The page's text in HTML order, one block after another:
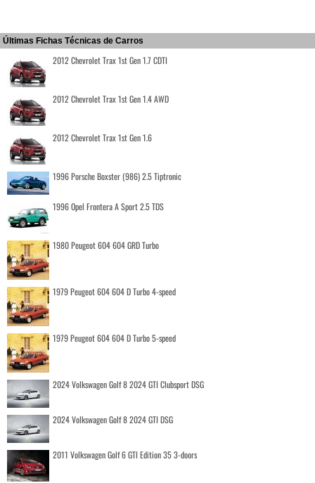
Últimas Fichas Técnicas de Carros
2012 Chevrolet Trax 1st Gen 1.7 CDTI
2012 Chevrolet Trax 1st Gen 1.4 AWD
2012 Chevrolet Trax 1st Gen 1.6
1996 Porsche Boxster (986) 2.5 Tiptronic
1996 Opel Frontera A Sport 2.5 TDS
1980 Peugeot 604 604 GRD Turbo
1979 Peugeot 604 604 D Turbo 4-speed
1979 Peugeot 604 604 D Turbo 5-speed
2024 Volkswagen Golf 8 2024 GTI Clubsport DSG
2024 Volkswagen Golf 8 2024 GTI DSG
2011 Volkswagen Golf 6 GTI Edition 35 3-doors